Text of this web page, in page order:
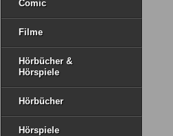
Comic
Filme
Hörbücher &
Hörspiele
Hörbücher
Hörspiele